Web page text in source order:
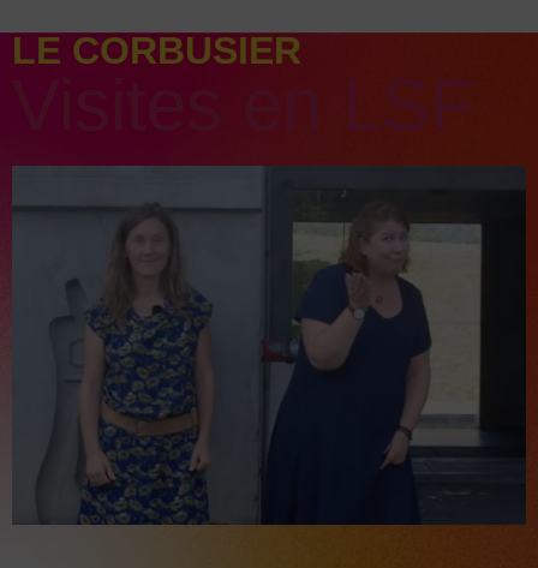
LE CORBUSIER
Visites en LSF